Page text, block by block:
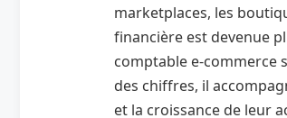
marketplaces, les
financière est devenue
comptable e-commerce
des chiffres, il
et la croissance de leur